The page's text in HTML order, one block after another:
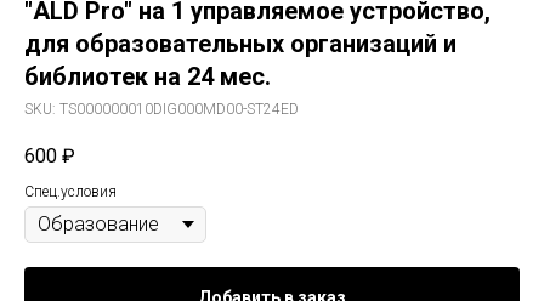
"ALD Pro" на 1 управляемое устройство,
для образовательных организаций и
библиотек на 24 мес.
SKU: TS000000010DIG000MD00-ST24ED
600 ₽
Спец.условия